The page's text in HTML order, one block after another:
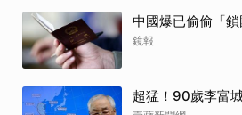
中國爆已偷偷「
鏡報
超猛！90歲李富